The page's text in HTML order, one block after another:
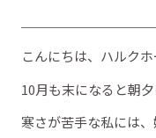
こんにちは、ハルクホ
10月も末になると朝
寒さが苦手な私には